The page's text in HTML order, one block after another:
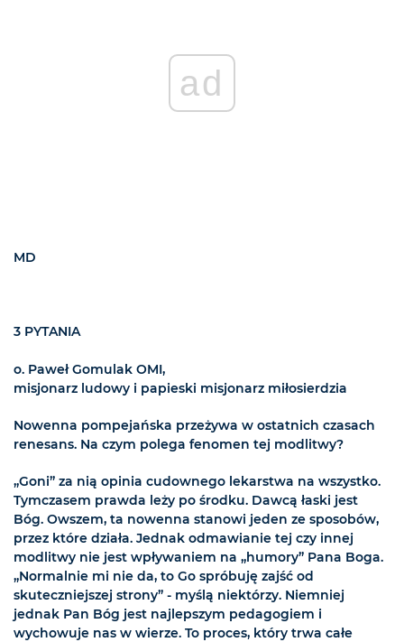
ad
MD
3 PYTANIA
o. Paweł Gomulak OMI,
misjonarz ludowy i papieski misjonarz miłosierdzia
Nowenna pompejańska przeżywa w ostatnich czasach
renesans. Na czym polega fenomen tej modlitwy?
„Goni” za nią opinia cudownego lekarstwa na wszystko.
Tymczasem prawda leży po środku. Dawcą łaski jest
Bóg. Owszem, ta nowenna stanowi jeden ze sposobów,
przez które działa. Jednak odmawianie tej czy innej
modlitwy nie jest wpływaniem na „humory” Pana Boga.
„Normalnie mi nie da, to Go spróbuję zajść od
skuteczniejszej strony” - myślą niektórzy. Niemniej
jednak Pan Bóg jest najlepszym pedagogiem i
wychowuje nas w wierze. To proces, który trwa całe